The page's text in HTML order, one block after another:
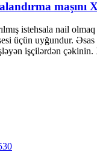
maşını
istehsala nail
üçün uyğundur.
işçilərdən